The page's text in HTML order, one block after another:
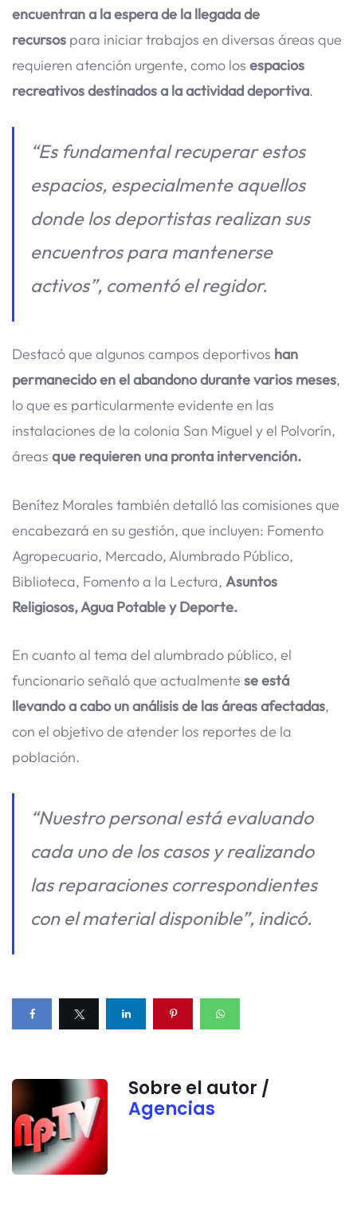
encuentran a la espera de la llegada de
recursos para iniciar trabajos en diversas áreas que
requieren atención urgente, como los espacios
recreativos destinados a la actividad deportiva.
“Es fundamental recuperar estos
espacios, especialmente aquellos
donde los deportistas realizan sus
encuentros para mantenerse
activos”, comentó el regidor.
Destacó que algunos campos deportivos han
permanecido en el abandono durante varios meses,
lo que es particularmente evidente en las
instalaciones de la colonia San Miguel y el Polvorín,
áreas que requieren una pronta intervención.
Benítez Morales también detalló las comisiones que
encabezará en su gestión, que incluyen: Fomento
Agropecuario, Mercado, Alumbrado Público,
Biblioteca, Fomento a la Lectura, Asuntos
Religiosos, Agua Potable y Deporte.
En cuanto al tema del alumbrado público, el
funcionario señaló que actualmente se está
llevando a cabo un análisis de las áreas afectadas,
con el objetivo de atender los reportes de la
población.
“Nuestro personal está evaluando
cada uno de los casos y realizando
las reparaciones correspondientes
con el material disponible”, indicó.
Sobre el autor /
Agencias